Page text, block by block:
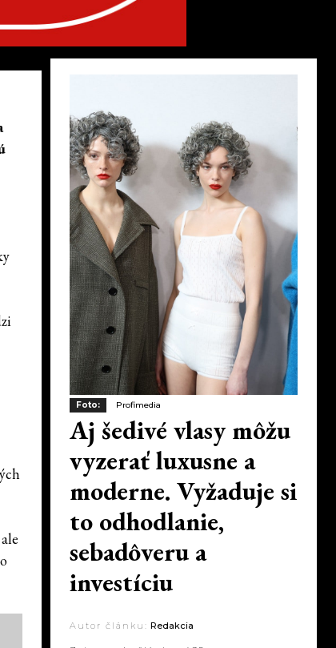
Foto: Profimedia
Aj šedivé vlasy môžu
vyzerať luxusne a
moderne. Vyžaduje si
to odhodlanie,
sebadôveru a
investíciu
Autor článku: Redakcia